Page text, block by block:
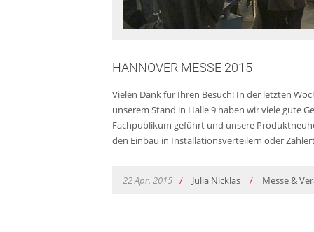
HANNOVER MESSE 2015
Vielen Dank für Ihren Besuch! In der letzten
unserem Stand in Halle 9 haben wir viele gute
Fachpublikum geführt und unsere
den Einbau in Installationsverteilern oder
22Apr. 2015 / Julia Nicklas / Messe &